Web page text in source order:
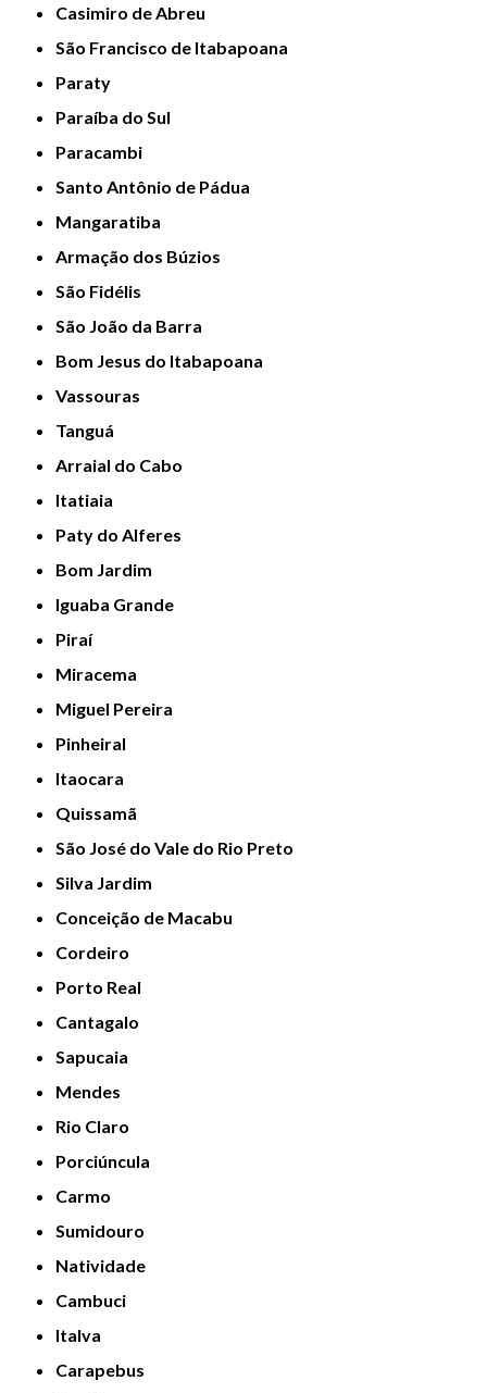
Casimiro de Abreu
São Francisco de Itabapoana
Paraty
Paraíba do Sul
Paracambi
Santo Antônio de Pádua
Mangaratiba
Armação dos Búzios
São Fidélis
São João da Barra
Bom Jesus do Itabapoana
Vassouras
Tanguá
Arraial do Cabo
Itatiaia
Paty do Alferes
Bom Jardim
Iguaba Grande
Piraí
Miracema
Miguel Pereira
Pinheiral
Itaocara
Quissamã
São José do Vale do Rio Preto
Silva Jardim
Conceição de Macabu
Cordeiro
Porto Real
Cantagalo
Sapucaia
Mendes
Rio Claro
Porciúncula
Carmo
Sumidouro
Natividade
Cambuci
Italva
Carapebus